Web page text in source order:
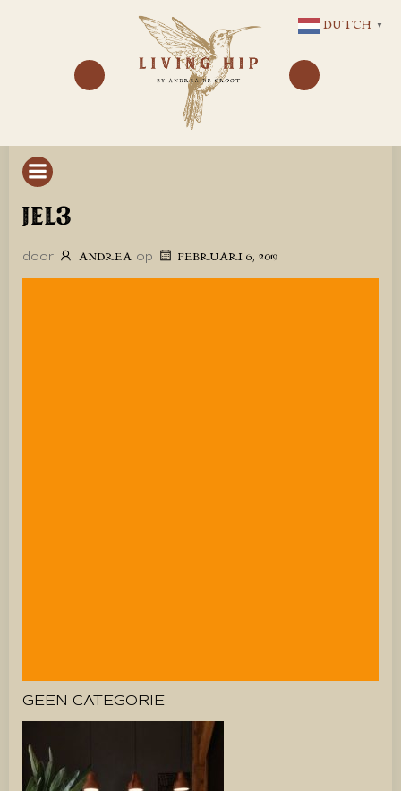
NAAR
DE
INHOUD
JEL3
door ANDREA op FEBRUARI 6, 2019
GEEN CATEGORIE
DUTCH ▼